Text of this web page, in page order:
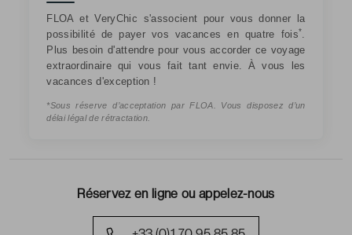
Réservez en ligne ou appelez-nous
FLOA et VeryChic s'associent pour vous donner la
possibilité de payer vos vacances en quatre fois*
Plus besoin d'attendre pour vous accorder ce voyage
extraordinaire qui vous fait tant envie. À vous les
vacances d'exception !
*Sous réserve d’acceptation par FLOA. Vous disposez d’un
délai légal de rétractation.